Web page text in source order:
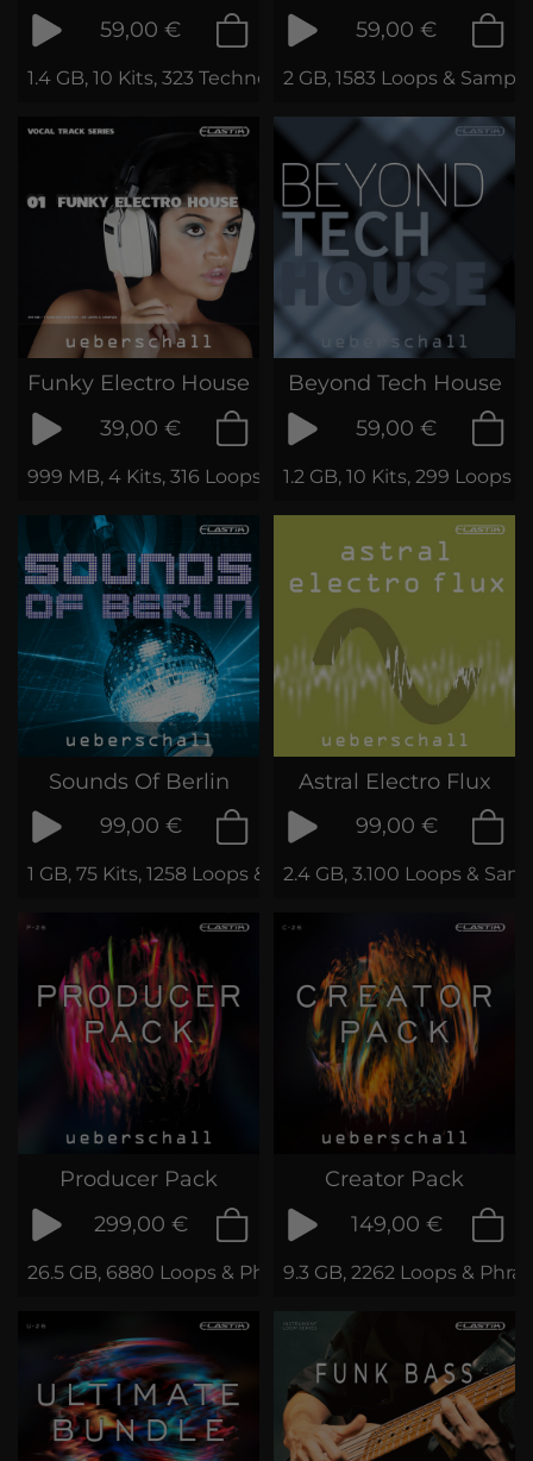
59,00 €
1.4 GB, 10 Kits, 323 Techno Loops
59,00 €
2 GB, 1583 Loops &
Funky Electro House
39,00 €
999 MB, 4 Kits, 316 Loops & Samples
Beyond Tech House
59,00 €
1.2 GB, 10 Kits, 299 Loops
Sounds Of Berlin
99,00 €
1 GB, 75 Kits, 1258 Loops & Samples
Astral Electro Flux
99,00 €
2.4 GB, 3.100 Loops &
Producer Pack
299,00 €
26.5 GB, 6880 Loops & Phrases
Creator Pack
149,00 €
9.3 GB, 2262 Loops &